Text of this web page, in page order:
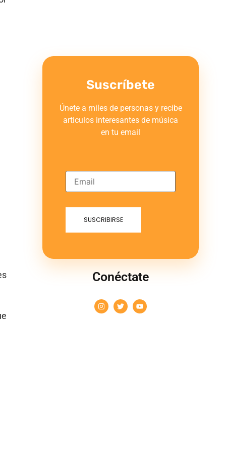
Suscríbete
Únete a miles de personas y recibe
articulos interesantes de música
en tu email
Conéctate